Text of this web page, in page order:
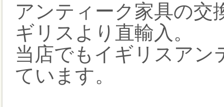
アンティーク家具の交
ギリスより直輸入。
当店でもイギリスアン
ています。